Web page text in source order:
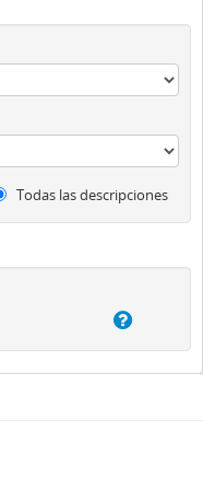
Todas las descripciones